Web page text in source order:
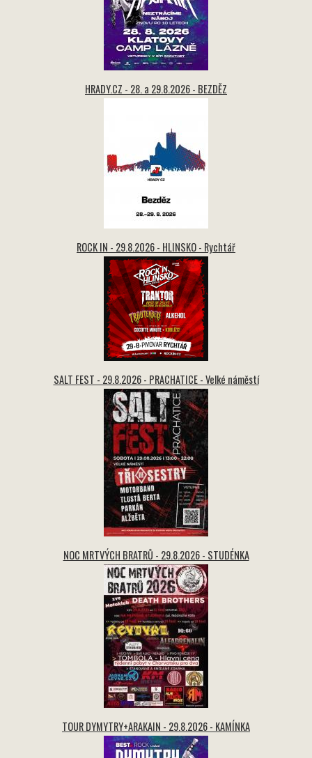
HRADY.CZ - 28. a 29.8.2026 - BEZDĚZ
ROCK IN - 29.8.2026 - HLINSKO - Rychtář
SALT FEST - 29.8.2026 - PRACHATICE - Velké náměstí
NOC MRTVÝCH BRATRŮ - 29.8.2026 - STUDÉNKA
TOUR DYMYTRY+ARAKAIN - 29.8.2026 - KAMÍNKA